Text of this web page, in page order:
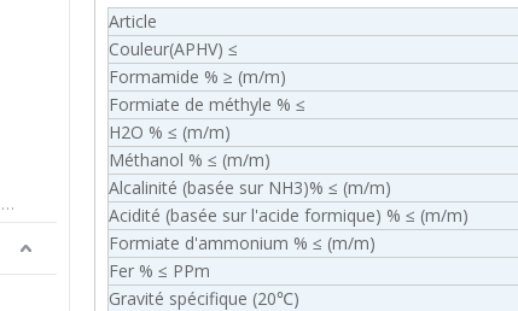
Autres produits chimiques quotidiens
Article
Couleur(APHV) ≤
Formamide % ≥ (m/m)
Formiate de méthyle % ≤
H2O % ≤ (m/m)
Méthanol % ≤ (m/m)
Alcalinité (basée sur NH3)% ≤ (m/m)
Acidité (basée sur l'acide formique) % ≤ (m/m)
Formiate d'ammonium % ≤ (m/m)
Fer % ≤ PPm
Gravité spécifique (20℃)